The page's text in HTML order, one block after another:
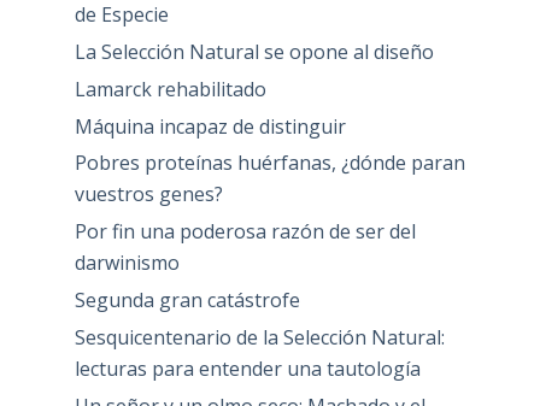
de Especie
La Selección Natural se opone al diseño
Lamarck rehabilitado
Máquina incapaz de distinguir
Pobres proteínas huérfanas, ¿dónde paran
vuestros genes?
Por fin una poderosa razón de ser del
darwinismo
Segunda gran catástrofe
Sesquicentenario de la Selección Natural:
lecturas para entender una tautología